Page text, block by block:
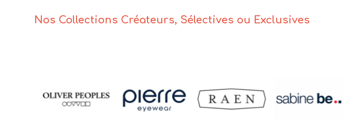
Nos Collections Créateurs, Sélectives ou Exclusives